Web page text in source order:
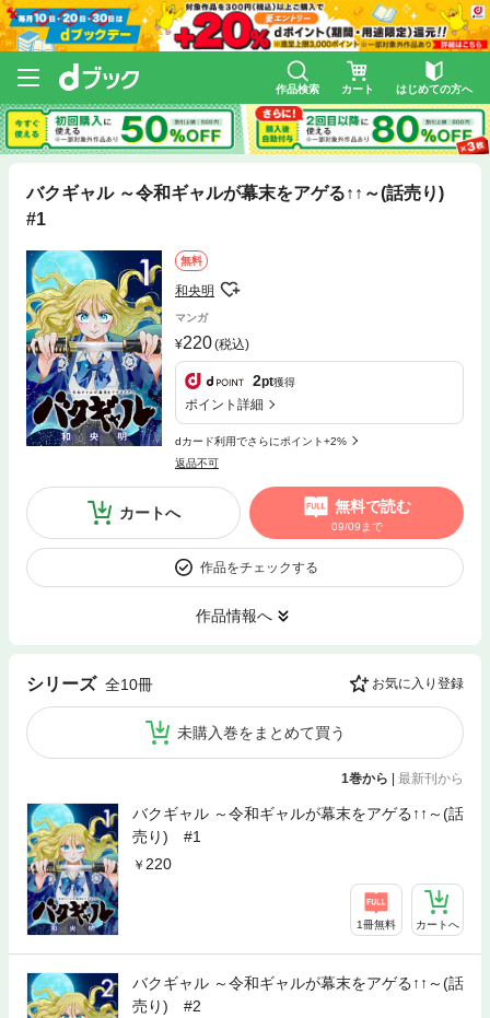
作品検索 カート はじめての方へ
バクギャル ～令和ギャルが幕末をアゲる↑↑～(話売り)
#1
無料
和央明
マンガ
220(税込)
2pt獲得
ポイント詳細
dカード利用でさらにポイント+2%
返品不可
カートへ 無料で読む
09/09まで
作品をチェックする
作品情報へ
シリーズ 全10冊 お気に入り登録
未購入巻をまとめて買う
1巻から 最新刊から
バクギャル ～令和ギャルが幕末をアゲる↑↑～(話
売り) #1
220
1冊無料 カートへ
バクギャル ～令和ギャルが幕末をアゲる↑↑～(話
売り) #2